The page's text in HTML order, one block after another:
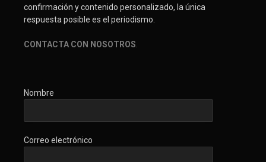
confirmación y contenido personalizado, la única
respuesta posible es el periodismo.
CONTACTA CON NOSOTROS
Nombre
Correo electrónico